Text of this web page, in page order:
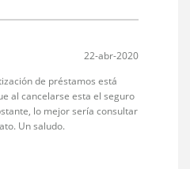
22-abr-2020
de préstamos está
al cancelarse esta el seguro
lo mejor sería consultar
Un saludo.